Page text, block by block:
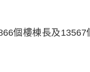
個樓棟長及